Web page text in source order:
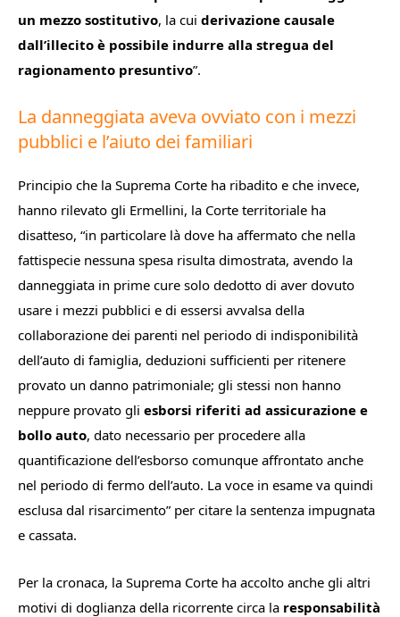
un mezzo sostitutivo, la cui derivazione causale
dall’illecito è possibile indurre alla stregua del
ragionamento presuntivo”.
La danneggiata aveva ovviato con i mezzi
pubblici e l’aiuto dei familiari
Principio che la Suprema Corte ha ribadito e che invece,
hanno rilevato gli Ermellini, la Corte territoriale ha
disatteso, “in particolare là dove ha affermato che nella
fattispecie nessuna spesa risulta dimostrata, avendo la
danneggiata in prime cure solo dedotto di aver dovuto
usare i mezzi pubblici e di essersi avvalsa della
collaborazione dei parenti nel periodo di indisponibilità
dell’auto di famiglia, deduzioni sufficienti per ritenere
provato un danno patrimoniale; gli stessi non hanno
neppure provato gli esborsi riferiti ad assicurazione e
bollo auto, dato necessario per procedere alla
quantificazione dell’esborso comunque affrontato anche
nel periodo di fermo dell’auto. La voce in esame va quindi
esclusa dal risarcimento” per citare la sentenza impugnata
e cassata.
Per la cronaca, la Suprema Corte ha accolto anche gli altri
motivi di doglianza della ricorrente circa la responsabilità